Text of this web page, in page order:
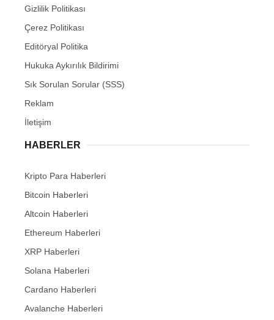
Gizlilik Politikası
Çerez Politikası
Editöryal Politika
Hukuka Aykırılık Bildirimi
Sık Sorulan Sorular (SSS)
Reklam
İletişim
HABERLER
Kripto Para Haberleri
Bitcoin Haberleri
Altcoin Haberleri
Ethereum Haberleri
XRP Haberleri
Solana Haberleri
Cardano Haberleri
Avalanche Haberleri